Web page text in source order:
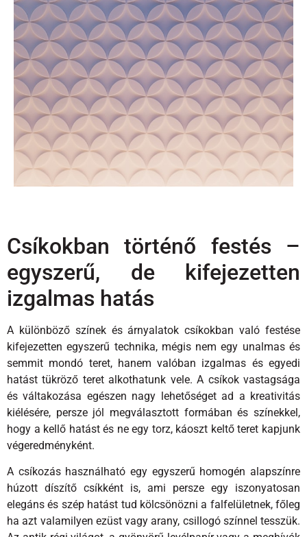
Csíkokban történő festés –
egyszerű, de kifejezetten
izgalmas hatás
A különböző színek és árnyalatok csíkokban való festése
kifejezetten egyszerű technika, mégis nem egy unalmas és
semmit mondó teret, hanem valóban izgalmas és egyedi
hatást tükröző teret alkothatunk vele. A csíkok vastagsága
és váltakozása egészen nagy lehetőséget ad a kreativitás
kiélésére, persze jól megválasztott formában és színekkel,
hogy a kellő hatást és ne egy torz, káoszt keltő teret kapjunk
végeredményként.
A csíkozás használható egy egyszerű homogén alapszínre
húzott díszítő csíkként is, ami persze egy iszonyatosan
elegáns és szép hatást tud kölcsönözni a falfelületnek, főleg
ha azt valamilyen ezüst vagy arany, csillogó színnel tesszük.